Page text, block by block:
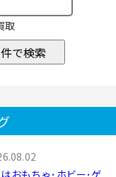
取
で検索
おもちゃ･ホビー･ゲ